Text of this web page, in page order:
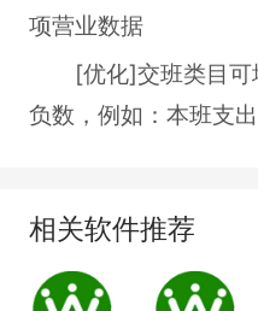
项营业数据
[优化]交班类目可
负数，例如：本班支
相关软件推荐